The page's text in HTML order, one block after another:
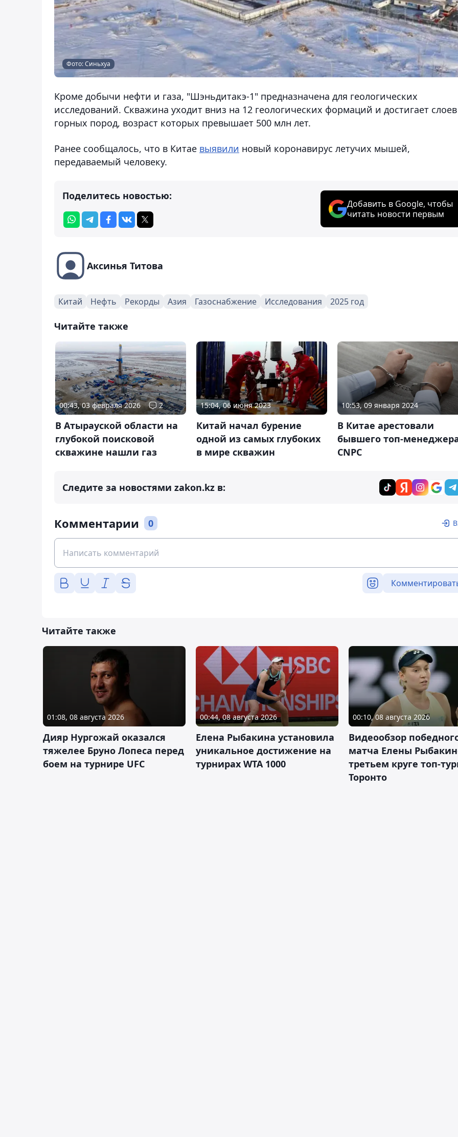
Фото: Синьхуа
Кроме добычи нефти и газа, "Шэньдитакэ-1" предназначена для геологических
исследований. Скважина уходит вниз на 12 геологических формаций и достигает слоев
горных пород, возраст которых превышает 500 млн лет.
Ранее сообщалось, что в Китае выявили новый коронавирус летучих мышей,
передаваемый человеку.
Поделитесь новостью:
Добавить в Google, чтобы
читать новости первым
Аксинья Титова
Китай Нефть Рекорды Азия Газоснабжение Исследования 2025 год
Читайте также
00:43, 03 февраля 2026 2
В Атырауской области на
глубокой поисковой
скважине нашли газ
15:04, 06 июня 2023
Китай начал бурение
одной из самых глубоких
в мире скважин
10:53, 09 января 2024
В Китае арестовали
бывшего топ-
CNPC
Следите за новостями zakon.kz в:
Комментарии 0
Читайте также
01:08, 08 августа 2026
Дияр Нургожай оказался
тяжелее Бруно Лопеса перед
боем на турнире UFC
00:44, 08 августа 2026
Елена Рыбакина установила
уникальное достижение на
турнирах WTA 1000
00:10, 08 августа 2026
Видеообзор
матча Елены
третьем круге топ-
Торонто